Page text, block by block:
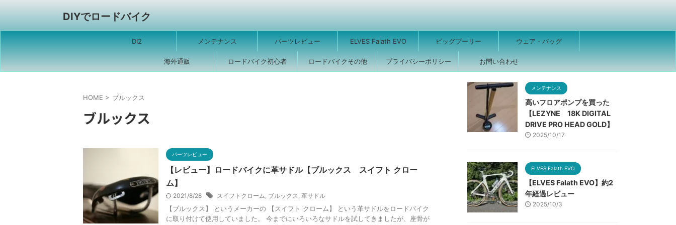
DIYでロードバイク
DI2 メンテナンス パーツレビュー ELVES Falath EVO ビッグプーリー ウェア・バッグ
海外通販 ロードバイク初心者 ロードバイクその他 プライバシーポリシー お問い合わせ
HOME > ブルックス
ブルックス
パーツレビュー
【レビュー】ロードバイクに革サドル【ブルックス スイフト クロー
ム】
2021/8/28 スイフトクローム, ブルックス, 革サドル
【ブルックス】 というメーカーの 【スイフト クローム】 という革サドルをロードバイク
に取り付けて使用していました。 今までにいろいろなサドルを試してきましたが、座骨が
メンテナンス
高いフロアポンプを買った
【LEZYNE 18K DIGITAL
DRIVE PRO HEAD GOLD】
2025/10/17
ELVES Falath EVO
【ELVES Falath EVO】約2
年経過レビュー
2025/10/3